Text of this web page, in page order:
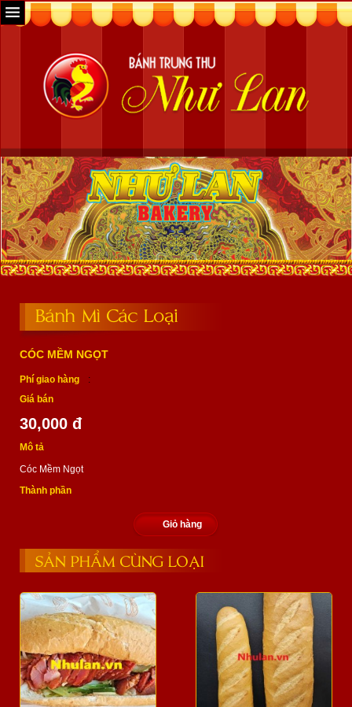
Bánh Mì Các Loại
CÓC MỀM NGỌT
Phí giao hàng
:
Giá bán
30,000 đ
Mô tả
Cóc Mềm Ngọt
Thành phần
Giỏ hàng
SẢN PHẨM CÙNG LOẠI